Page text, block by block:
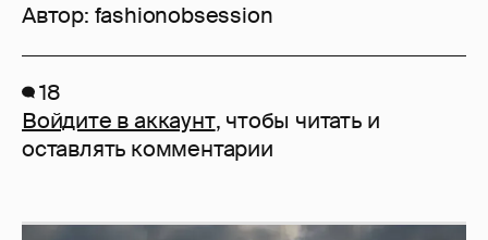
Автор: fashionobsession
18
Войдите в аккаунт, чтобы читать и
оставлять комментарии